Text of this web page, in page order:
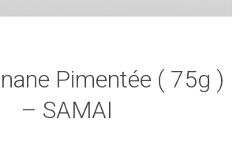
Pimentée ( 75g )
– SAMAI